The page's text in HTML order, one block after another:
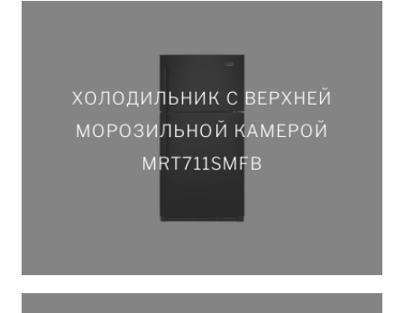
ХОЛОДИЛЬНИК С ВЕРХНЕЙ
МОРОЗИЛЬНОЙ КАМЕРОЙ
MRT711SMFB
МОРОЗИЛЬНОЙ КАМЕРОЙ
MRT711SMFB